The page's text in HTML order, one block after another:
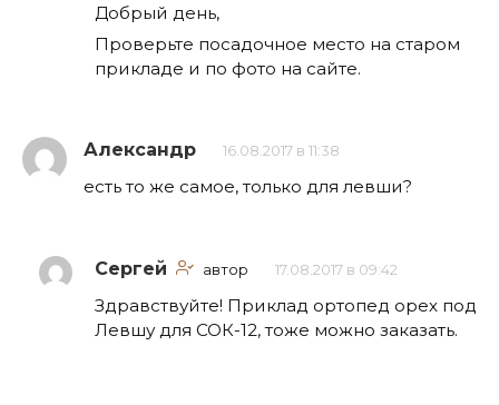
Добрый день,
Проверьте посадочное место на старом
прикладе и по фото на сайте.
Александр 16.08.2017 в 11:38
есть то же самое, только для левши?
Сергей автор 17.08.2017 в 09:42
Здравствуйте! Приклад ортопед орех под
Левшу для СОК-12, тоже можно заказать.